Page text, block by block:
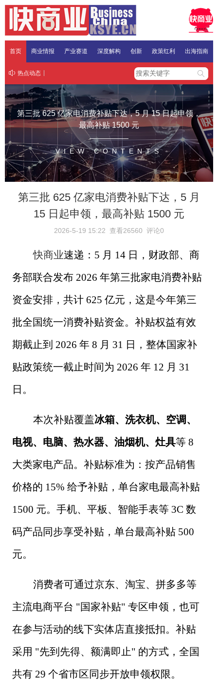
首页 商业情报 产业赛道 深度解构 创新 政策红利 出海指南
热点动态
第三批 625 亿家电消费补贴下达，5 月 15 日起申领，
最高补贴 1500 元
VIEW CONTENTS
第三批 625 亿家电消费补贴下达，5 月
15 日起申领，最高补贴 1500 元
2026-5-19 15:22 查看26560 评论0
快商业速递： 5 月 14 日，财政部、商
务部联合发布 2026 年第三批家电消费补贴
资金安排，共计 625 亿元，这是今年第三
批全国统一消费补贴资金。补贴权益有效
期截止到 2026 年 8 月 31 日，整体国家补
贴政策统一截止时间为 2026 年 12 月 31
日。
本次补贴覆盖冰箱、洗衣机、空调、
电视、电脑、热水器、油烟机、灶具等 8
大类家电产品。补贴标准为：按产品销售
价格的 15% 给予补贴，单台家电最高补贴
1500 元。手机、平板、智能手表等 3C 数
码产品同步享受补贴，单台最高补贴 500
元。
消费者可通过京东、淘宝、拼多多等
主流电商平台 "国家补贴" 专区申领，也可
在参与活动的线下实体店直接抵扣。补贴
采用 "先到先得、额满即止" 的方式，全国
共有 29 个省市区同步开放申领权限。